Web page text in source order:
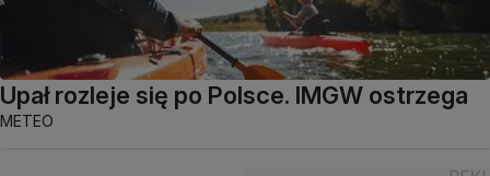
Upał rozleje się po Polsce. IMGW ostrzega
METEO